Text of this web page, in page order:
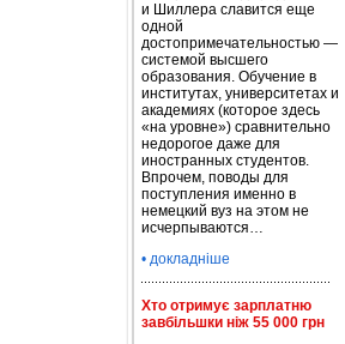
и Шиллера славится еще
одной
достопримечательностью —
системой высшего
образования. Обучение в
институтах, университетах и
академиях (которое здесь
«на уровне») сравнительно
недорогое даже для
иностранных студентов.
Впрочем, поводы для
поступления именно в
немецкий вуз на этом не
исчерпываются…
• докладніше
Хто отримує зарплатню
завбільшки ніж 55 000 грн